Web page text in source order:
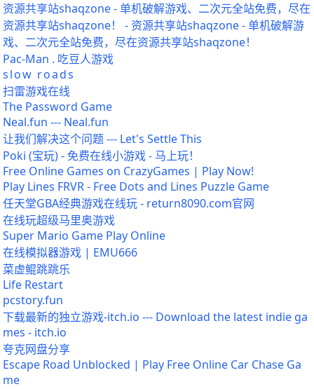
资源共享站shaqzone - 单机破解游戏、二次元全站免费，尽在
资源共享站shaqzone！ - 资源共享站shaqzone - 单机破解游
戏、二次元全站免费，尽在资源共享站shaqzone！
Pac-Man . 吃豆人游戏
s l o w r o a d s
扫雷游戏在线
The Password Game
Neal.fun --- Neal.fun
让我们解决这个问题 --- Let's Settle This
Poki (宝玩) - 免费在线小游戏 - 马上玩！
Free Online Games on CrazyGames | Play Now!
Play Lines FRVR - Free Dots and Lines Puzzle Game
任天堂GBA经典游戏在线玩 - return8090.com官网
在线玩超级马里奥游戏
Super Mario Game Play Online
在线模拟器游戏 | EMU666
菜虚鲲跳跳乐
Life Restart
pcstory.fun
下载最新的独立游戏-itch.io --- Download the latest indie ga
mes - itch.io
夸克网盘分享
Escape Road Unblocked | Play Free Online Car Chase Ga
me